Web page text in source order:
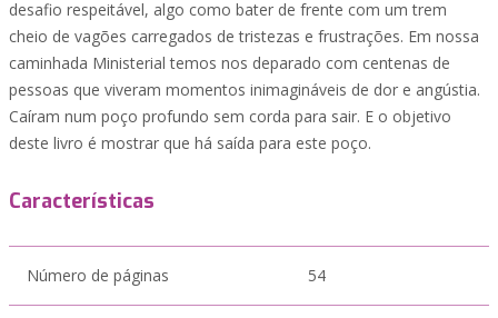
desafio respeitável, algo como bater de frente com um trem
cheio de vagões carregados de tristezas e frustrações. Em nossa
caminhada Ministerial temos nos deparado com centenas de
pessoas que viveram momentos inimagináveis de dor e angústia.
Caíram num poço profundo sem corda para sair. E o objetivo
deste livro é mostrar que há saída para este poço.
Características
Número de páginas 54